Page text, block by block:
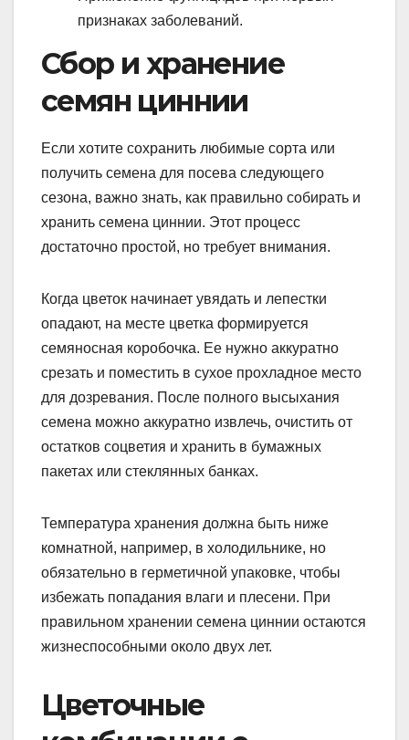
признаках заболеваний.
Сбор и хранение
семян циннии
Если хотите сохранить любимые сорта или
получить семена для посева следующего
сезона, важно знать, как правильно собирать и
хранить семена циннии. Этот процесс
достаточно простой, но требует внимания.
Когда цветок начинает увядать и лепестки
опадают, на месте цветка формируется
семяносная коробочка. Ее нужно аккуратно
срезать и поместить в сухое прохладное место
для дозревания. После полного высыхания
семена можно аккуратно извлечь, очистить от
остатков соцветия и хранить в бумажных
пакетах или стеклянных банках.
Температура хранения должна быть ниже
комнатной, например, в холодильнике, но
обязательно в герметичной упаковке, чтобы
избежать попадания влаги и плесени. При
правильном хранении семена циннии остаются
жизнеспособными около двух лет.
Цветочные